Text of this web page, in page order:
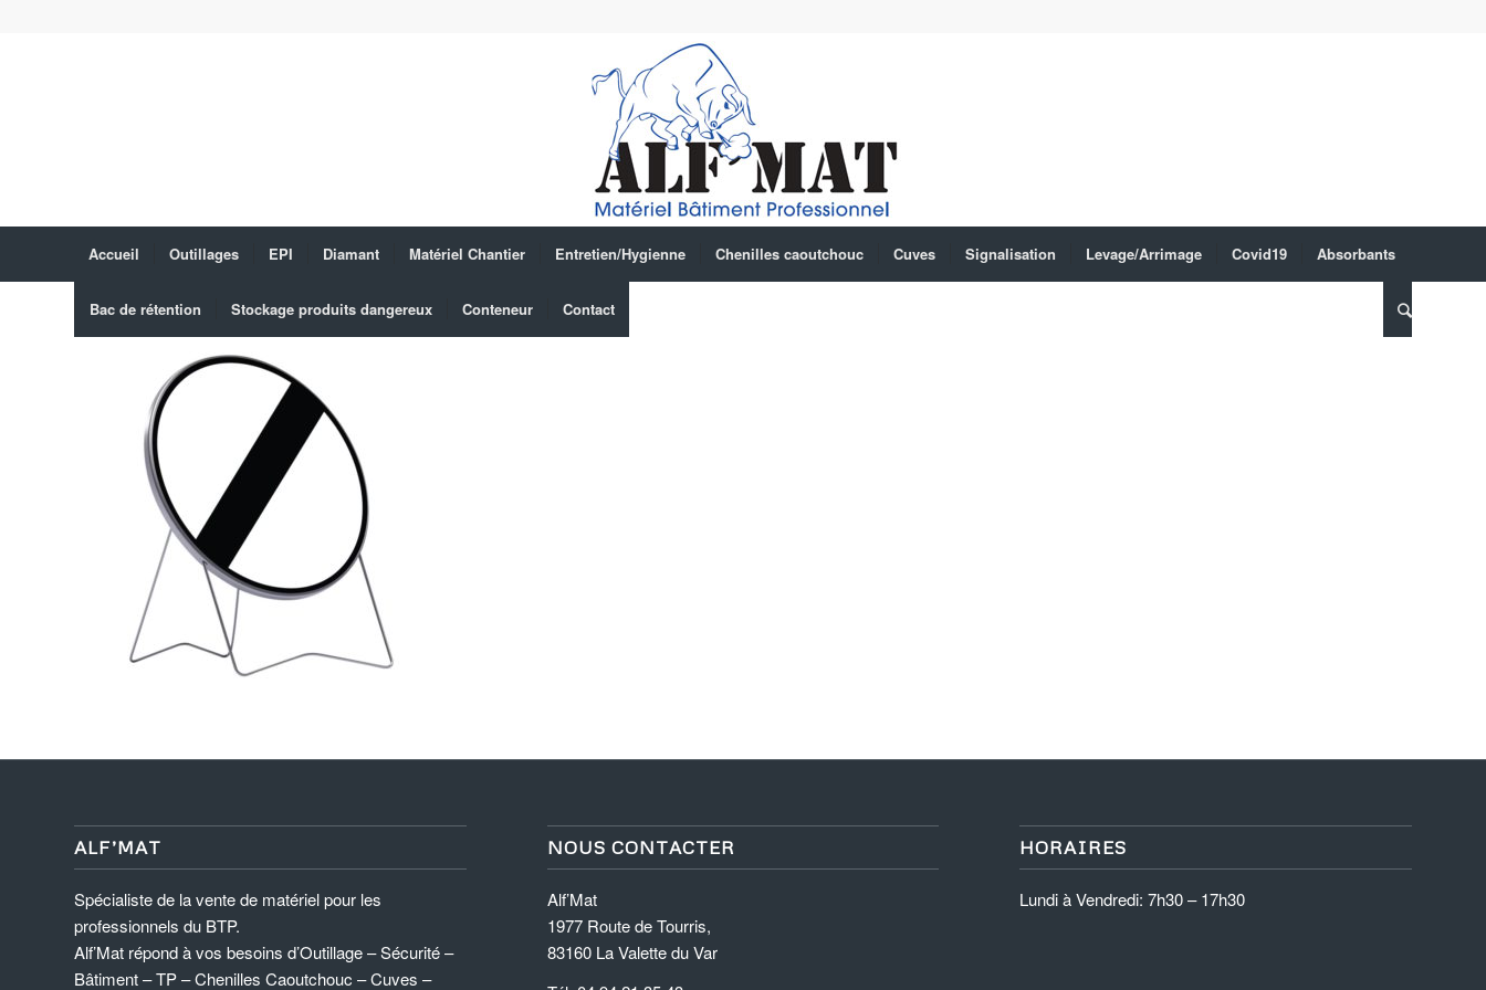
Accueil Outillages EPI Diamant Matériel Chantier Entretien/Hygienne Chenilles caoutchouc Cuves Signalisation Levage/Arrimage Covid19 Absorbants
Bac de rétention Stockage produits dangereux Conteneur Contact
ALF’MAT
Spécialiste de la vente de matériel pour les
professionnels du BTP.
Alf’Mat répond à vos besoins d’Outillage – Sécurité –
Bâtiment – TP – Chenilles Caoutchouc – Cuves –
NOUS CONTACTER
Alf’Mat
1977 Route de Tourris,
83160 La Valette du Var
HORAIRES
Lundi à Vendredi: 7h30 – 17h30